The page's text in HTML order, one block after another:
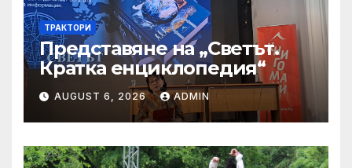
ТРАКТОРИ
Представяне на „Светът.
Кратка енциклопедия“
AUGUST 6, 2026 ADMIN